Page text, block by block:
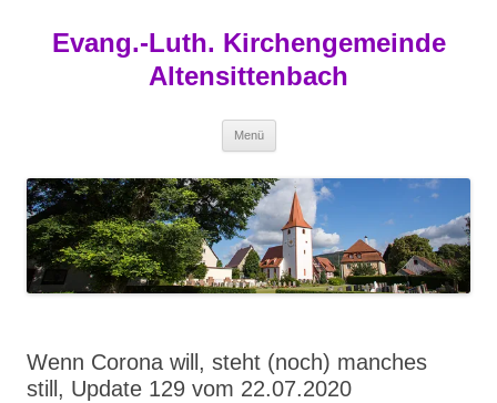
springen
Evang.-Luth. Kirchengemeinde
Altensittenbach
Menü
Wenn Corona will, steht (noch) manches
still, Update 129 vom 22.07.2020